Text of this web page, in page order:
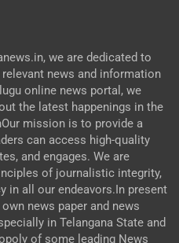
we are dedicated to
news and information
online news portal, we
the latest happenings in the
mission is to provide a
can access high-quality
and engages. We are
of journalistic integrity,
in all our endeavors.In present
news paper and news
in Telangana State and
of some leading News